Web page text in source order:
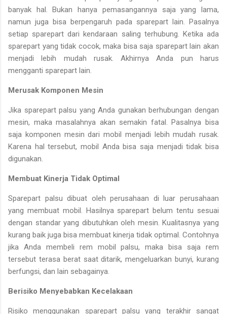
banyak hal. Bukan hanya pemasangannya saja yang lama,
namun juga bisa berpengaruh pada sparepart lain. Pasalnya
setiap sparepart dari kendaraan saling terhubung. Ketika ada
sparepart yang tidak cocok, maka bisa saja sparepart lain akan
menjadi lebih mudah rusak. Akhirnya Anda pun harus
mengganti sparepart lain.
Merusak Komponen Mesin
Jika sparepart palsu yang Anda gunakan berhubungan dengan
mesin, maka masalahnya akan semakin fatal. Pasalnya bisa
saja komponen mesin dari mobil menjadi lebih mudah rusak.
Karena hal tersebut, mobil Anda bisa saja menjadi tidak bisa
digunakan.
Membuat Kinerja Tidak Optimal
Sparepart palsu dibuat oleh perusahaan di luar perusahaan
yang membuat mobil. Hasilnya sparepart belum tentu sesuai
dengan standar yang dibutuhkan oleh mesin. Kualitasnya yang
kurang baik juga bisa membuat kinerja tidak optimal. Contohnya
jika Anda membeli rem mobil palsu, maka bisa saja rem
tersebut terasa berat saat ditarik, mengeluarkan bunyi, kurang
berfungsi, dan lain sebagainya.
Berisiko Menyebabkan Kecelakaan
Risiko menggunakan sparepart palsu yang terakhir sangat